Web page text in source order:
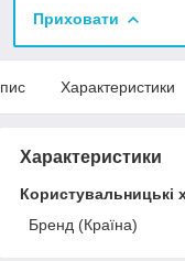
Приховати
Характеристики
Характеристики
Користувальницькі
Бренд (Країна)